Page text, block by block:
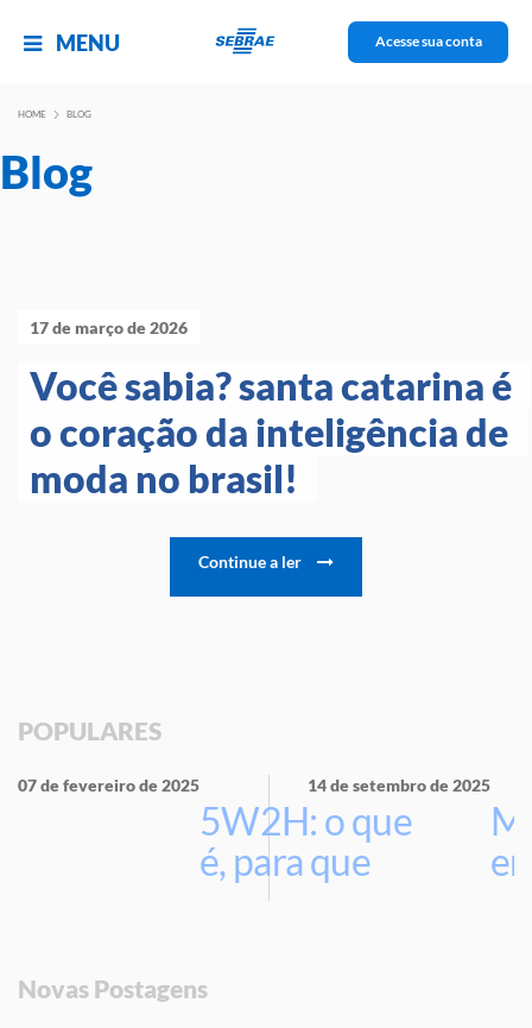
MENU Acesse sua conta
HOME BLOG
Blog
17 de março de 2026
Você sabia? santa catarina é
o coração da inteligência de
moda no brasil!
Continue a ler
POPULARES
07 de fevereiro de 2025
5W2H: o que
é, para que
serve e por
sua empresa
14 de setembro de 2025
Novas Postagens